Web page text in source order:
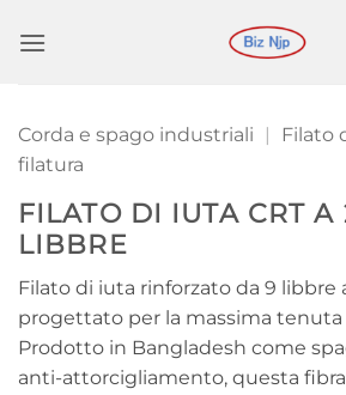
Corda e spago industriali |
Filato
filatura
FILATO DI IUTA CRT
LIBBRE
Filato di iuta rinforzato da 9 libbre
progettato per la massima tenuta
Prodotto in Bangladesh come
anti-attorcigliamento, questa